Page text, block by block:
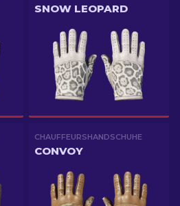
SNOW LEOPARD
CHAUFFEURSHANDSCHUHE
CONVOY